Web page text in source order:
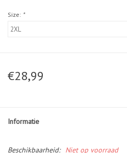
Size: *
€28,99
Informatie
Beschikbaarheid:
Niet op voorraad